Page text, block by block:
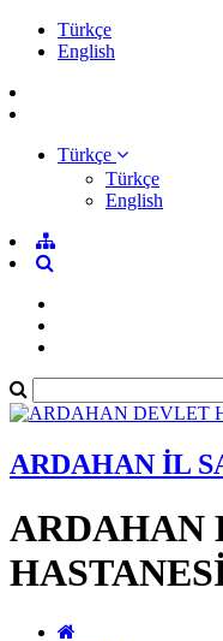
Türkçe
English
Türkçe
Türkçe
English
ARDAHAN İL
ARDAHAN